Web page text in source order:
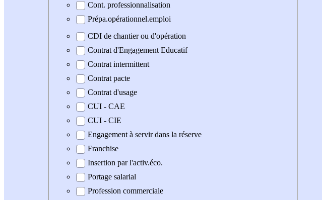
Cont. professionnalisation
Prépa.opérationnel.emploi
CDI de chantier ou d'opération
Contrat d'Engagement Educatif
Contrat intermittent
Contrat pacte
Contrat d'usage
CUI - CAE
CUI - CIE
Engagement à servir dans la réserve
Franchise
Insertion par l'activ.éco.
Portage salarial
Profession commerciale